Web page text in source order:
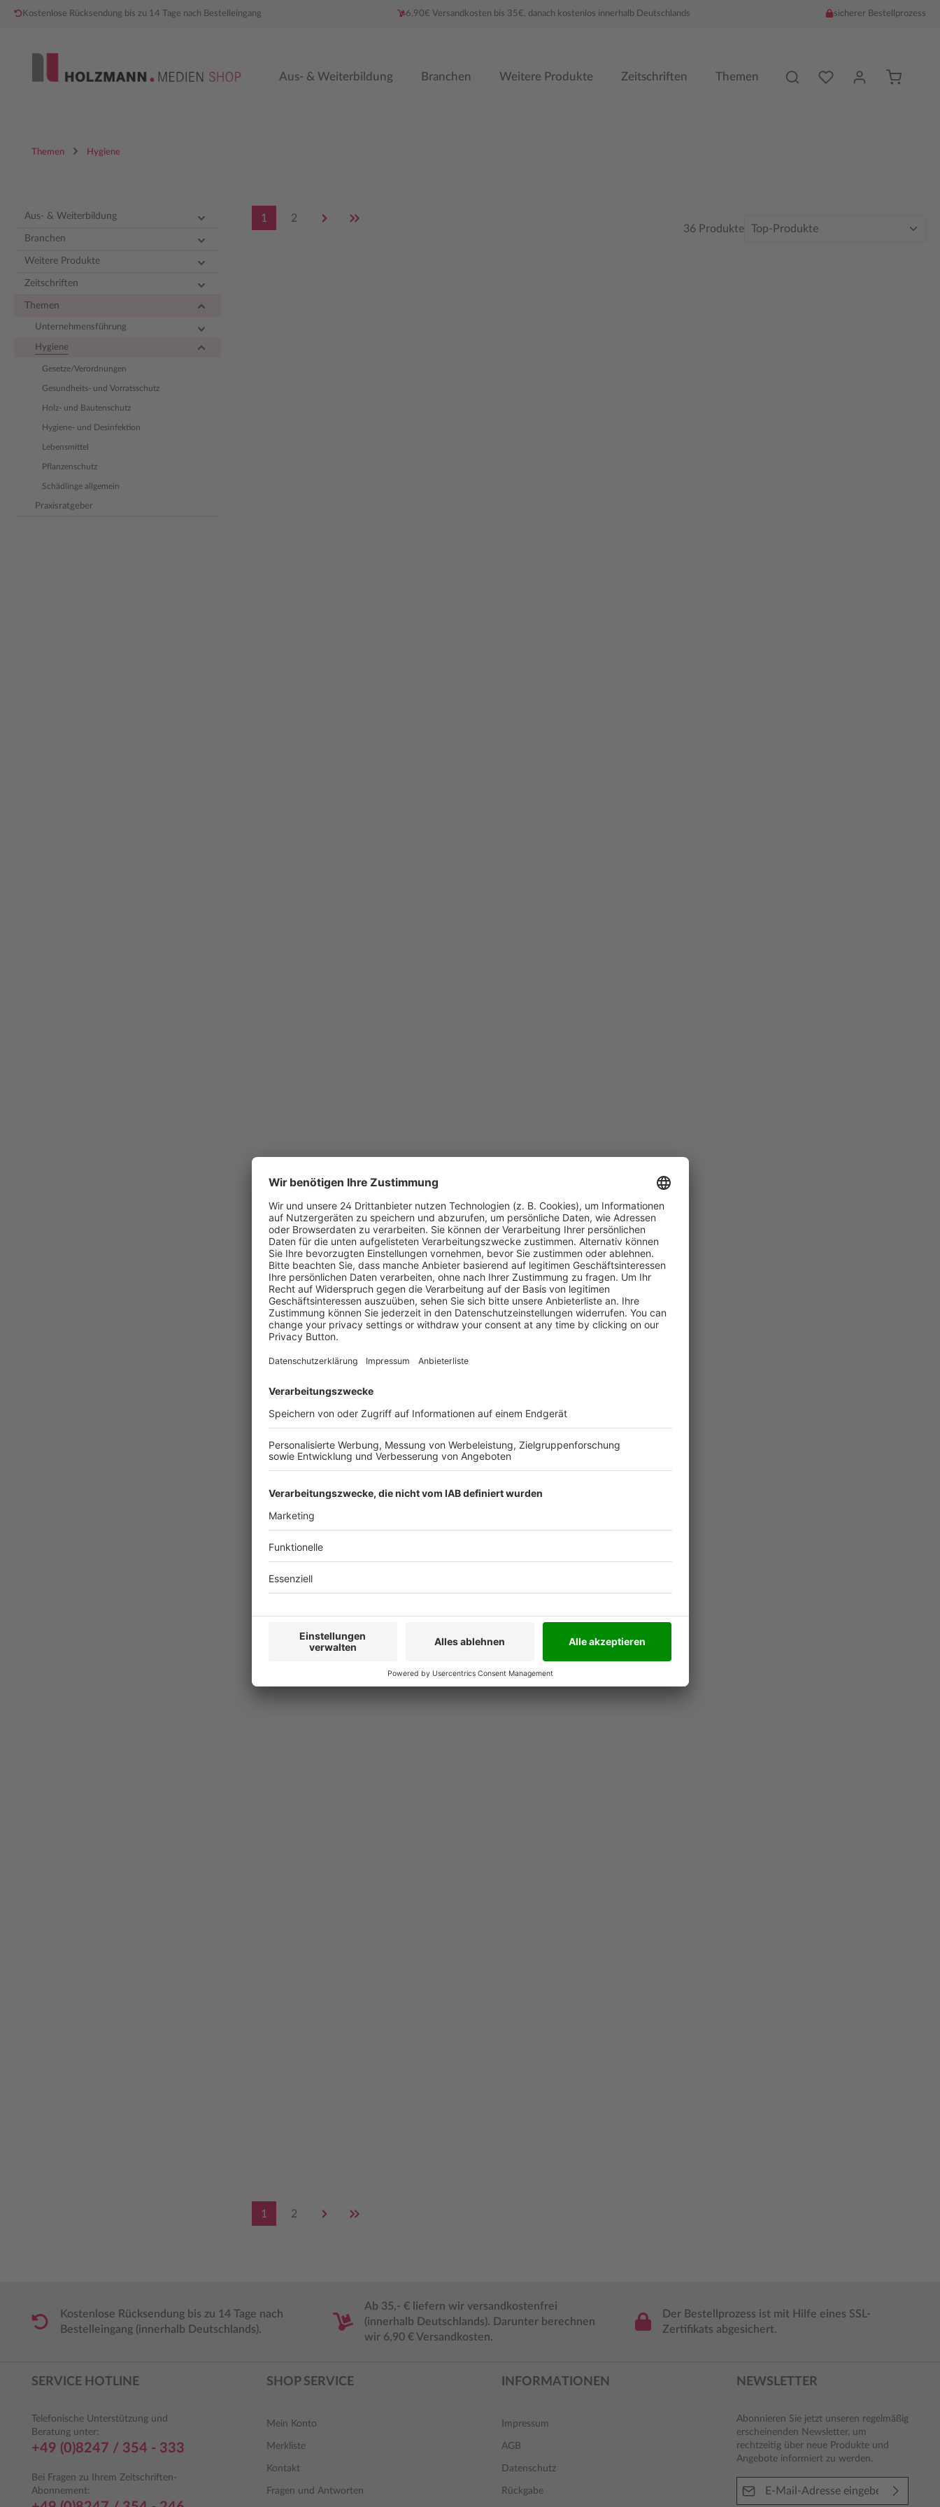
Kostenlose Rücksendung bis zu 14 Tage nach Bestelleingang 6,90€ Versandkosten bis 35€, danach kostenlos innerhalb Deutschlands sicherer Bestellprozess
Aus- & Weiterbildung Branchen Weitere Produkte Zeitschriften Themen Du hast %counter%
Themen Hygiene
Aus- & Weiterbildung
Branchen
Weitere Produkte
Zeitschriften
Themen
Unternehmensführung
Hygiene
Gesetze/Verordnungen
Gesundheits- und Vorratsschutz
Holz- und Bautenschutz
Hygiene- und Desinfektion
Lebensmittel
Pflanzenschutz
Schädlinge allgemein
Praxisratgeber
Seite
1
Seite
2
36 Produkte
Seite
1
Seite
2
Kostenlose Rücksendung bis zu 14 Tage nach
Bestelleingang (innerhalb Deutschlands).
Ab 35,- € liefern wir versandkostenfrei
(innerhalb Deutschlands). Darunter berechnen
wir 6,90 € Versandkosten.
Der Bestellprozess ist mit Hilfe eines SSL-
Zertifikats abgesichert.
SERVICE HOTLINE
Telefonische Unterstützung und
Beratung unter:
+49 (0)8247 / 354 - 333
Bei Fragen zu Ihrem Zeitschriften-
Abonnement:
SHOP SERVICE
Mein Konto
Merkliste
Kontakt
Fragen und Antworten
INFORMATIONEN
Impressum
AGB
Datenschutz
Rückgabe
NEWSLETTER
Abonnieren Sie jetzt unseren regelmäßig
erscheinenden Newsletter, um
rechtzeitig über neue Produkte und
Angebote informiert zu werden.